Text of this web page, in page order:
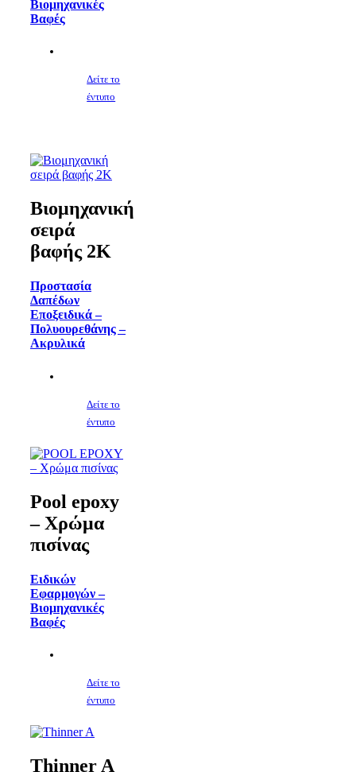
Βιομηχανικές
Βαφές
Δείτε το
έντυπο
Βιομηχανική
σειρά
βαφής 2Κ
Προστασία
Δαπέδων
Εποξειδικά –
Πολυουρεθάνης –
Ακρυλικά
Δείτε το
έντυπο
Pool epoxy
– Χρώμα
πισίνας
Ειδικών
Εφαρμογών –
Βιομηχανικές
Βαφές
Δείτε το
έντυπο
Thinner A